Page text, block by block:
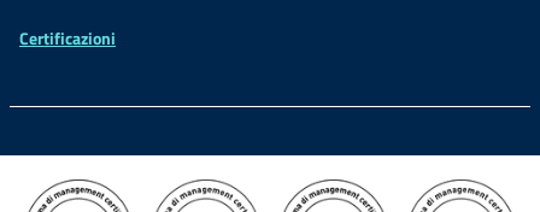
Certificazioni